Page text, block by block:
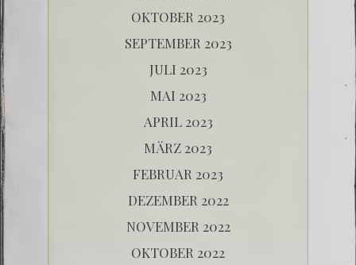
OKTOBER 2023
SEPTEMBER 2023
JULI 2023
MAI 2023
APRIL 2023
MÄRZ 2023
FEBRUAR 2023
DEZEMBER 2022
NOVEMBER 2022
OKTOBER 2022